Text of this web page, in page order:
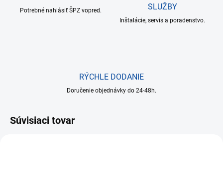
Potrebné nahlásiť ŠPZ vopred.
SLUŽBY
Inštalácie, servis a poradenstvo.
RÝCHLE DODANIE
Doručenie objednávky do 24-48h.
Súvisiaci tovar